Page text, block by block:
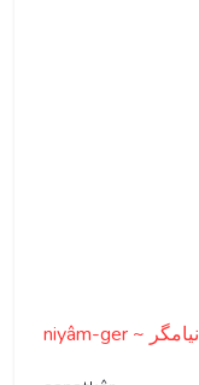
niyâm-ger ~ نيامگر